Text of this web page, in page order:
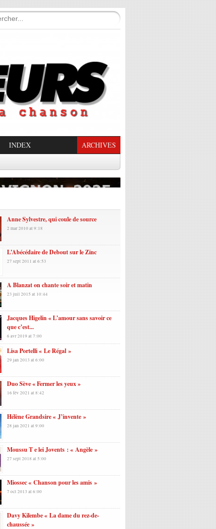
INDEX ARCHIVES
Anne Sylvestre, qui coule de source
2 mar 2010 at 9:18
L’Abécédaire de Debout sur le Zinc
27 sept 2011 at 6:53
A Blanzat on chante soir et matin
23 juil 2015 at 10:44
Jacques Higelin « L’amour sans savoir ce
que c’est...
6 avr 2019 at 7:00
Lisa Portelli « Le Régal »
29 jan 2013 at 6:00
Duo Sève « Fermer les yeux »
16 fév 2021 at 8:42
Hélène Grandsire « J’invente »
28 jan 2021 at 9:00
Moussu T e lei Jovents : « Angèle »
27 sept 2018 at 5:00
Miossec « Chanson pour les amis »
7 oct 2013 at 6:00
Davy Kilembe « La dame du rez-de-
chaussée »